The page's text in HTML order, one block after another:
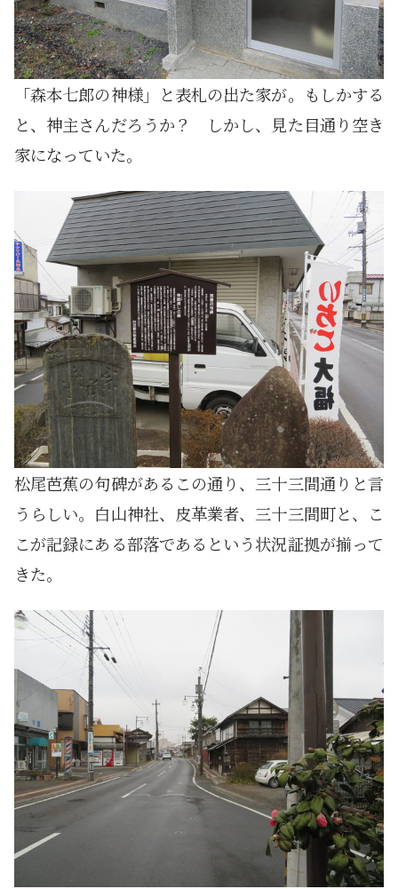
「森本七郎の神様」と表札の出た家が。もしかする
と、神主さんだろうか？ しかし、見た目通り空き
家になっていた。
松尾芭蕉の句碑があるこの通り、三十三間通りと言
うらしい。白山神社、皮革業者、三十三間町と、こ
こが記録にある部落であるという状況証拠が揃って
きた。